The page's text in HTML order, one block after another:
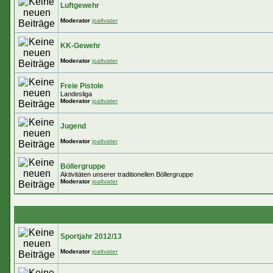
Luftgewehr
Moderator joaltvater
KK-Gewehr
Moderator joaltvater
Freie Pistole
Landesliga
Moderator joaltvater
Jugend
Moderator joaltvater
Böllergruppe
Aktivitäten unserer traditionellen Böllergruppe
Moderator joaltvater
Sportjahr 2012/13
Moderator joaltvater